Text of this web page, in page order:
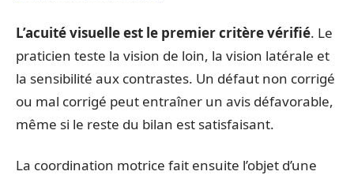
L’acuité visuelle est le premier critère vérifié. Le
praticien teste la vision de loin, la vision latérale et
la sensibilité aux contrastes. Un défaut non corrigé
ou mal corrigé peut entraîner un avis défavorable,
même si le reste du bilan est satisfaisant.
La coordination motrice fait ensuite l’objet d’une